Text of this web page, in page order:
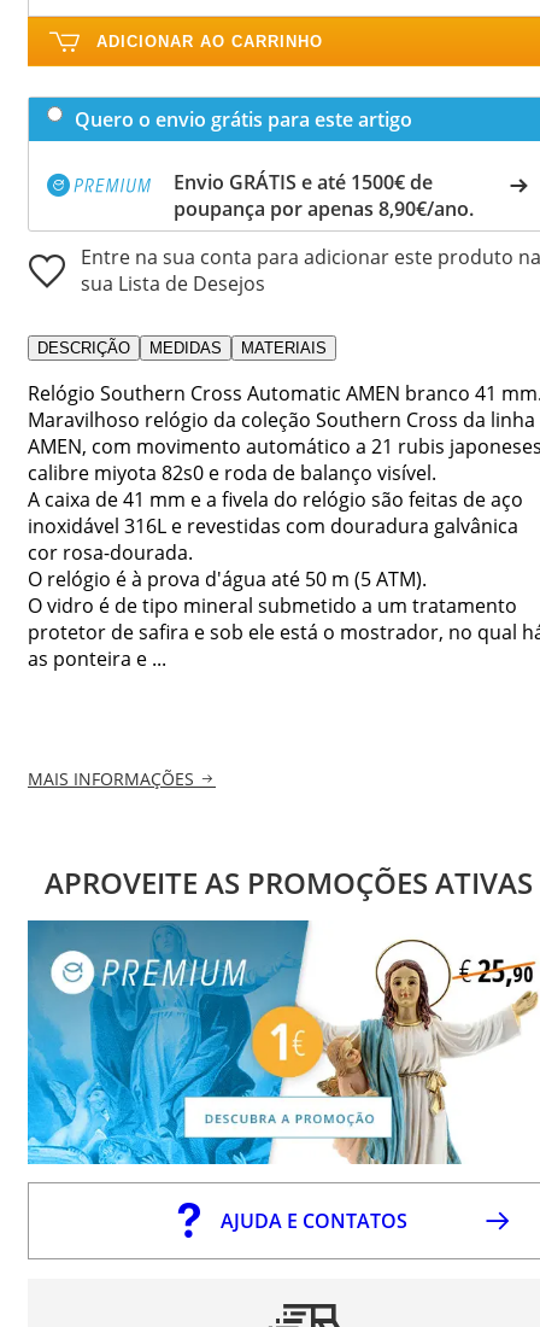
ADICIONAR AO CARRINHO
Quero o envio grátis para este artigo
Envio GRÁTIS e até 1500€ de
poupança por apenas 8,90€/ano.
Entre na sua conta para adicionar este produto na
sua Lista de Desejos
DESCRIÇÃO MEDIDAS MATERIAIS
Relógio Southern Cross Automatic AMEN branco 41
Maravilhoso relógio da coleção Southern Cross da linha
AMEN, com movimento automático a 21 rubis
calibre miyota 82s0 e roda de balanço visível.
A caixa de 41 mm e a fivela do relógio são feitas de aço
inoxidável 316L e revestidas com douradura galvânica
cor rosa-dourada.
O relógio é à prova d'água até 50 m (5 ATM).
O vidro é de tipo mineral submetido a um tratamento
protetor de safira e sob ele está o mostrador, no qual
as ponteira e ...
MAIS INFORMAÇÕES
APROVEITE AS PROMOÇÕES ATIVAS
AJUDA E CONTATOS